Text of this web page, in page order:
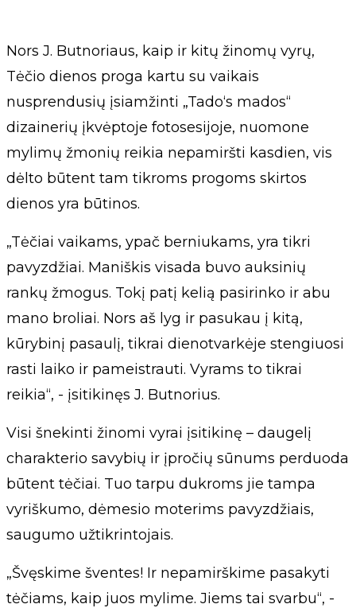
Nors J. Butnoriaus, kaip ir kitų žinomų vyrų,
Tėčio dienos proga kartu su vaikais
nusprendusių įsiamžinti „Tado‘s mados“
dizainerių įkvėptoje fotosesijoje, nuomone
mylimų žmonių reikia nepamiršti kasdien, vis
dėlto būtent tam tikroms progoms skirtos
dienos yra būtinos.
„Tėčiai vaikams, ypač berniukams, yra tikri
pavyzdžiai. Maniškis visada buvo auksinių
rankų žmogus. Tokį patį kelią pasirinko ir abu
mano broliai. Nors aš lyg ir pasukau į kitą,
kūrybinį pasaulį, tikrai dienotvarkėje stengiuosi
rasti laiko ir pameistrauti. Vyrams to tikrai
reikia“, - įsitikinęs J. Butnorius.
Visi šnekinti žinomi vyrai įsitikinę – daugelį
charakterio savybių ir įpročių sūnums perduoda
būtent tėčiai. Tuo tarpu dukroms jie tampa
vyriškumo, dėmesio moterims pavyzdžiais,
saugumo užtikrintojais.
„Švęskime šventes! Ir nepamirškime pasakyti
tėčiams, kaip juos mylime. Jiems tai svarbu“, -